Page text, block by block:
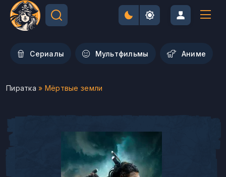
Сериалы Мультфильмы Aниме
Пиратка » Мёртвые земли